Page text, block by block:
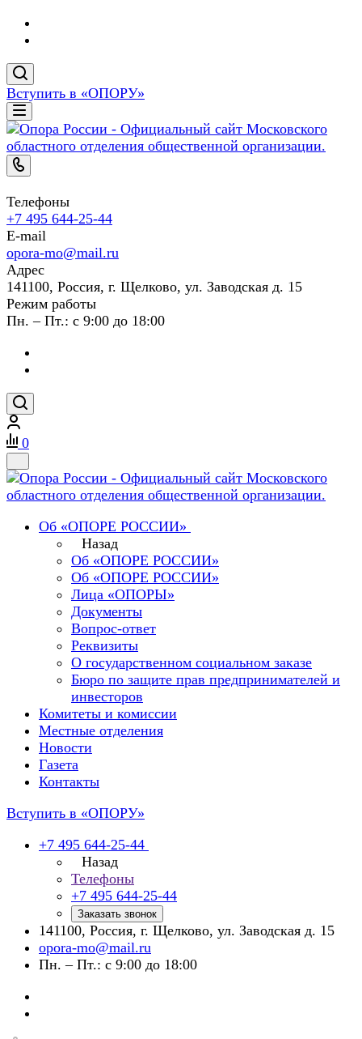
Вступить в «ОПОРУ»
Телефоны
+7 495 644-25-44
E-mail
opora-mo@mail.ru
Адрес
141100, Россия, г. Щелково, ул. Заводская д. 15
Режим работы
Пн. – Пт.: с 9:00 до 18:00
0
Об «ОПОРЕ РОССИИ»
Назад
Об «ОПОРЕ РОССИИ»
Об «ОПОРЕ РОССИИ»
Лица «ОПОРЫ»
Документы
Вопрос-ответ
Реквизиты
О государственном социальном заказе
Бюро по защите прав предпринимателей и
инвесторов
Комитеты и комиссии
Местные отделения
Новости
Газета
Контакты
Вступить в «ОПОРУ»
+7 495 644-25-44
Назад
Телефоны
+7 495 644-25-44
Заказать звонок
141100, Россия, г. Щелково, ул. Заводская д. 15
opora-mo@mail.ru
Пн. – Пт.: с 9:00 до 18:00